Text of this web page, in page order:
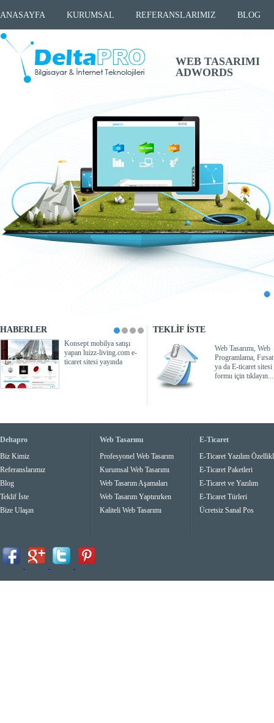
ANASAYFA KURUMSAL REFERANSLARIMIZ BLOG
WEB TASARIMI
ADWORDS
HABERLER
Konsept mobilya satışı
yapan luizz-living.com e-
ticaret sitesi yayında
TEKLİF İSTE
Web Tasarımı, Web
Programlama,
ya da E-ticaret
formu için tıklayın...
Deltapro
Biz Kimiz
Referanslarımız
Blog
Teklif İste
Bize Ulaşın
Web Tasarımı
Profesyonel Web Tasarım
Kurumsal Web Tasarımı
Web Tasarım Aşamaları
Web Tasarım Yaptırırken
Kaliteli Web Tasarımı
E-Ticaret
E-Ticaret Yazılım
E-Ticaret Paketleri
E-Ticaret ve Yazılım
E-Ticaret Türleri
Ücretsiz Sanal Pos